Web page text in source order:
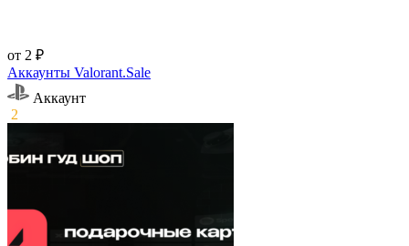
от 2 ₽
Аккаунты Valorant.Sale
Аккаунт
2